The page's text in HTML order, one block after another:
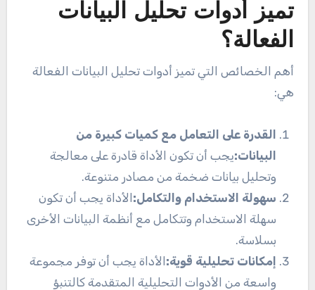
تميز أدوات تحليل البيانات
الفعالة؟
أهم الخصائص التي تميز أدوات تحليل البيانات الفعالة
هي:
القدرة على التعامل مع كميات كبيرة من
البيانات:يجب أن تكون الأداة قادرة على معالجة
وتحليل بيانات ضخمة من مصادر متنوعة.
سهولة الاستخدام والتكامل:الأداة يجب أن تكون
سهلة الاستخدام وتتكامل مع أنظمة البيانات الأخرى
بسلاسة.
إمكانات تحليلية قوية:الأداة يجب أن توفر مجموعة
واسعة من الأدوات التحليلية المتقدمة كالتنبؤ